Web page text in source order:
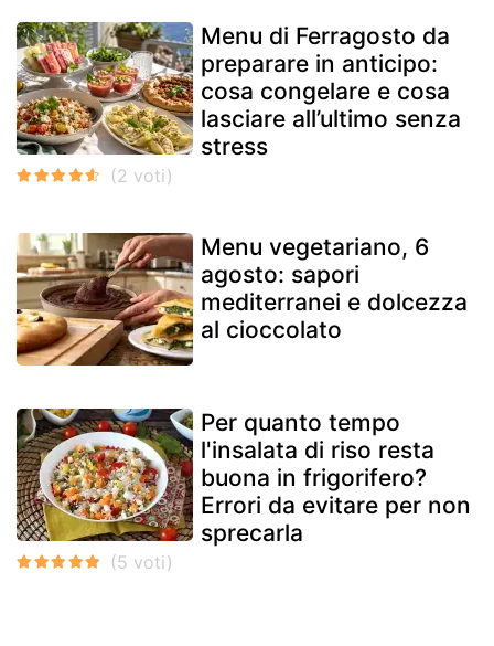
Menu di Ferragosto da
preparare in anticipo:
cosa congelare e cosa
lasciare all’ultimo senza
stress
Menu vegetariano, 6
agosto: sapori
mediterranei e dolcezza
al cioccolato
Per quanto tempo
l'insalata di riso resta
buona in frigorifero?
Errori da evitare per non
sprecarla